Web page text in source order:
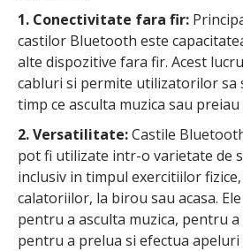
1. Conectivitate fara fir:
castilor Bluetooth este
alte dispozitive fara fir. Acest
cabluri si permite utilizatorilor sa
timp ce asculta muzica sau
2. Versatilitate:Castile
pot fi utilizate intr-o varietate de
inclusiv in timpul exercitiilor
calatoriilor, la birou sau acasa.
pentru a asculta muzica, pentru
pentru a prelua si efectua apeluri